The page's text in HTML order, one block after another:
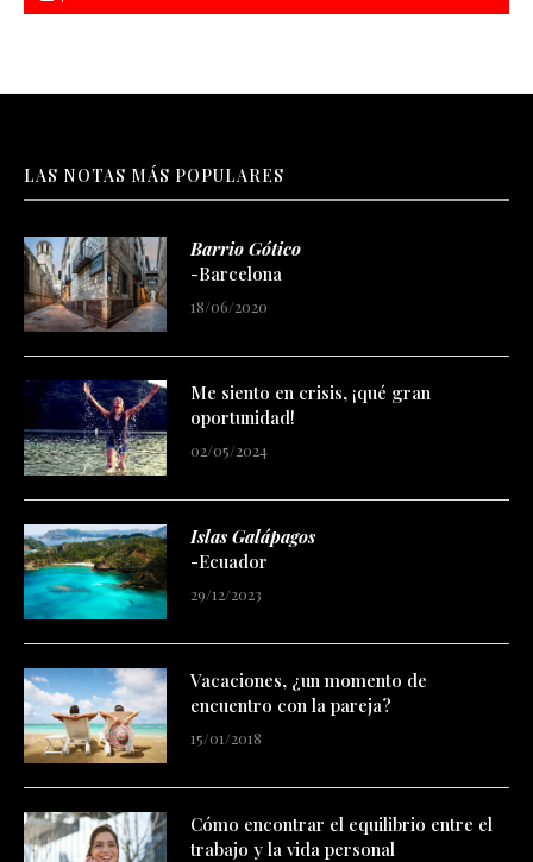
LAS NOTAS MÁS POPULARES
Barrio Gótico
-Barcelona
18/06/2020
Me siento en crisis, ¡qué gran
oportunidad!
02/05/2024
Islas Galápagos
-Ecuador
29/12/2023
Vacaciones, ¿un momento de
encuentro con la pareja?
15/01/2018
Cómo encontrar el equilibrio entre el
trabajo y la vida personal